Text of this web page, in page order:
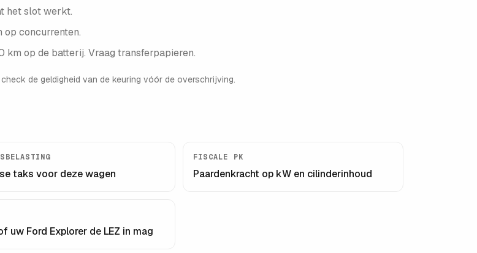
het slot werkt.
concurrenten.
op de batterij. Vraag transferpapieren.
de geldigheid van de keuring vóór de overschrijving.
taks voor deze wagen
FISCALE PK
Paardenkracht op kW en cilinderinhoud
uw Ford Explorer de LEZ in mag